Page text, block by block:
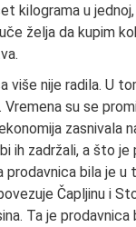
kilograma u
želja da kupim
više nije radila. U
su se
zasnivala
ih zadržali, a što
prodavnica bila je
Čapljinu i
Ta je